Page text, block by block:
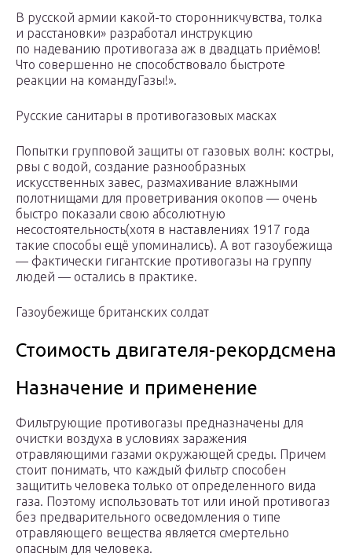
В русской армии какой-то сторонникчувства, толка
и расстановки» разработал инструкцию
по надеванию противогаза аж в двадцать приёмов!
Что совершенно не способствовало быстроте
реакции на командуГазы!».
Русские санитары в противогазовых масках
Попытки групповой защиты от газовых волн: костры,
рвы с водой, создание разнообразных
искусственных завес, размахивание влажными
полотнищами для проветривания окопов — очень
быстро показали свою абсолютную
несостоятельность(хотя в наставлениях 1917 года
такие способы ещё упоминались). А вот газоубежища
— фактически гигантские противогазы на группу
людей — остались в практике.
Газоубежище британских солдат
Стоимость двигателя-рекордсмена
Назначение и применение
Фильтрующие противогазы предназначены для
очистки воздуха в условиях заражения
отравляющими газами окружающей среды. Причем
стоит понимать, что каждый фильтр способен
защитить человека только от определенного вида
газа. Поэтому использовать тот или иной противогаз
без предварительного осведомления о типе
отравляющего вещества является смертельно
опасным для человека.